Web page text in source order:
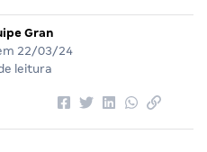
Gran
22/03/24
leitura